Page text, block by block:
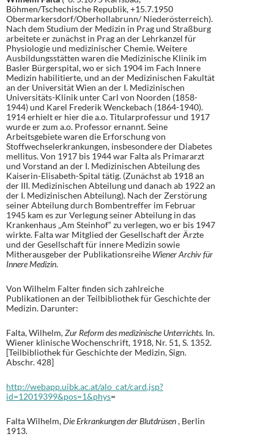
Böhmen/Tschechische Republik, +15.7.1950
Obermarkersdorf/Oberhollabrunn/ Niederösterreich).
Nach dem Studium der Medizin in Prag und Straßburg
arbeitete er zunächst in Prag an der Lehrkanzel für
Physiologie und medizinischer Chemie. Weitere
Ausbildungsstätten waren die Medizinische Klinik im
Basler Bürgerspital, wo er sich 1904 im Fach Innere
Medizin habilitierte, und an der Medizinischen Fakultät
an der Universität Wien an der I. Medizinischen
Universitäts-Klinik unter Carl von Noorden (1858-
1944) und Karel Frederik Wenckebach (1864-1940).
1914 erhielt er hier die a.o. Titularprofessur und 1917
wurde er zum a.o. Professor ernannt. Seine
Arbeitsgebiete waren die Erforschung von
Stoffwechselerkrankungen, insbesondere der Diabetes
mellitus. Von 1917 bis 1944 war Falta als Primararzt
und Vorstand an der I. Medizinischen Abteilung des
Kaiserin-Elisabeth-Spital tätig. (Zunächst ab 1918 an
der III. Medizinischen Abteilung und danach ab 1922 an
der I. Medizinischen Abteilung). Nach der Zerstörung
seiner Abteilung durch Bombentreffer im Februar
1945 kam es zur Verlegung seiner Abteilung in das
Krankenhaus „Am Steinhof“ zu verlegen, wo er bis 1947
wirkte. Falta war Mitglied der Gesellschaft der Ärzte
und der Gesellschaft für innere Medizin sowie
Mitherausgeber der Publikationsreihe Wiener Archiv für
Innere Medizin.
Von Wilhelm Falter finden sich zahlreiche
Publikationen an der Teilbibliothek für Geschichte der
Medizin. Darunter:
Falta, Wilhelm, Zur Reform des medizinische Unterrichts. In.
Wiener klinische Wochenschrift, 1918, Nr. 51, S. 1352.
[Teilbibliothek für Geschichte der Medizin, Sign.
Abschr. 428]
http://webapp.uibk.ac.at/alo_cat/card.jsp?
id=12019399&pos=1&phys=
Falta Wilhelm,Die Erkrankungen der Blutdrüsen, Berlin
1913.